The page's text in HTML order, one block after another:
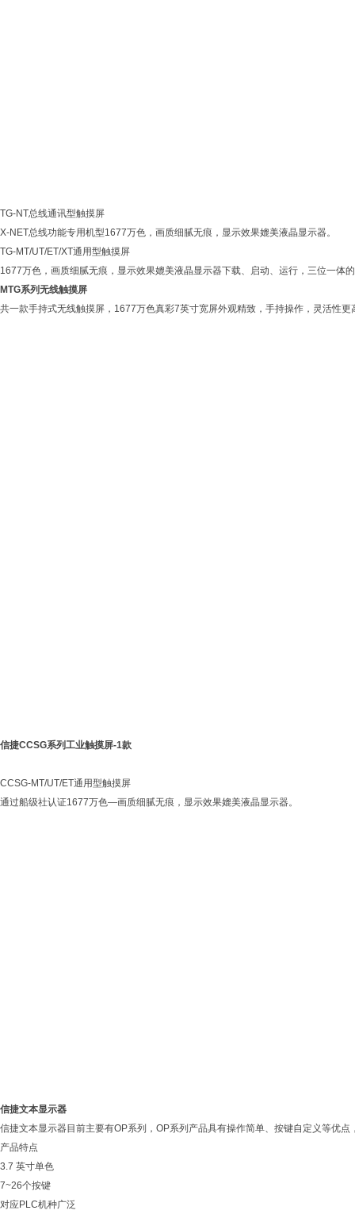
TG-NT总线通讯型触摸屏
X-NET总线功能专用机型1677万色，画质细腻无痕，显示效果媲美液晶显示器。
TG-MT/UT/ET/XT通用型触摸屏
1677万色，画质细腻无痕，显示效果媲美液晶显示器下载、启动、运行，三位一体
MTG系列无线触摸屏
共一款手持式无线触摸屏，1677万色真彩7英寸宽屏外观精致，手持操作，灵活性更
信捷CCSG系列工业触摸屏-1款
CCSG-MT/UT/ET通用型触摸屏
通过船级社认证1677万色—画质细腻无痕，显示效果媲美液晶显示器。
信捷文本显示器
信捷文本显示器目前主要有OP系列，OP系列产品具有操作简单、按键自定义等优点
产品特点
3.7 英寸单色
7~26个按键
对应PLC机种广泛